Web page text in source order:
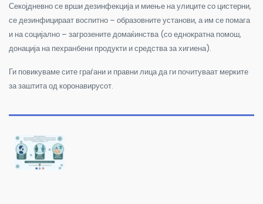
Секојдневно се врши дезинфекција и миење на улиците со цистерни,
се дезинфицираат воспитно – образовните установи, а им се помага
и на социјално – загрозените домаќинства (со еднократна помош,
донација на пехранбени продукти и средства за хигиена).
Ги повикуваме сите граѓани и правни лица да ги почитуваат мерките
за заштита од коронавирусот.